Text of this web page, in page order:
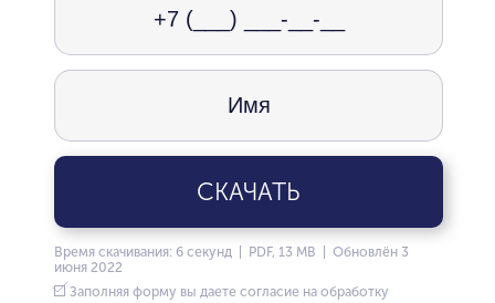
СКАЧАТЬ
Время скачивания: 6 секунд | PDF, 13 MB | Обновлён 3
июня 2022
Заполняя форму вы даете согласие на обработку